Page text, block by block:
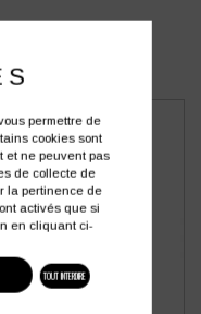
permettre de
cookies sont
et ne peuvent pas
de collecte de
la pertinence de
activés que si
en cliquant ci-
TOUT INTERDIRE